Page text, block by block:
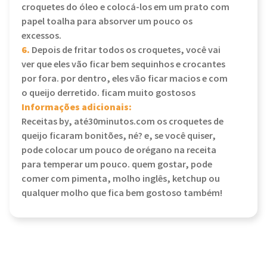
croquetes do óleo e colocá-los em um prato com
papel toalha para absorver um pouco os
excessos.
6. Depois de fritar todos os croquetes, você vai
ver que eles vão ficar bem sequinhos e crocantes
por fora. por dentro, eles vão ficar macios e com
o queijo derretido. ficam muito gostosos
Informações adicionais:
Receitas by, até30minutos.com os croquetes de
queijo ficaram bonitões, né? e, se você quiser,
pode colocar um pouco de orégano na receita
para temperar um pouco. quem gostar, pode
comer com pimenta, molho inglês, ketchup ou
qualquer molho que fica bem gostoso também!